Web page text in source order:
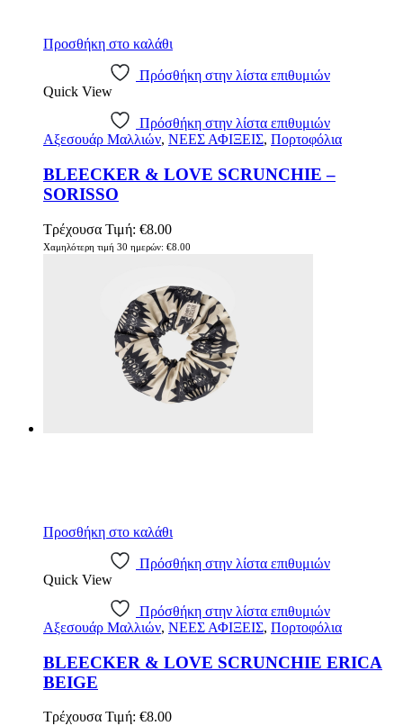
Προσθήκη στο καλάθι
Πρόσθήκη στην λίστα επιθυμιών
Quick View
Πρόσθήκη στην λίστα επιθυμιών
Αξεσουάρ Μαλλιών, ΝΕΕΣ ΑΦΙΞΕΙΣ, Πορτοφόλια
BLEECKER & LOVE SCRUNCHIE –
SORISSO
Τρέχουσα Τιμή: €8.00
Χαμηλότερη τιμή 30 ημερών: €8.00
Προσθήκη στο καλάθι
Πρόσθήκη στην λίστα επιθυμιών
Quick View
Πρόσθήκη στην λίστα επιθυμιών
Αξεσουάρ Μαλλιών, ΝΕΕΣ ΑΦΙΞΕΙΣ, Πορτοφόλια
BLEECKER & LOVE SCRUNCHIE ERICA
BEIGE
Τρέχουσα Τιμή: €8.00